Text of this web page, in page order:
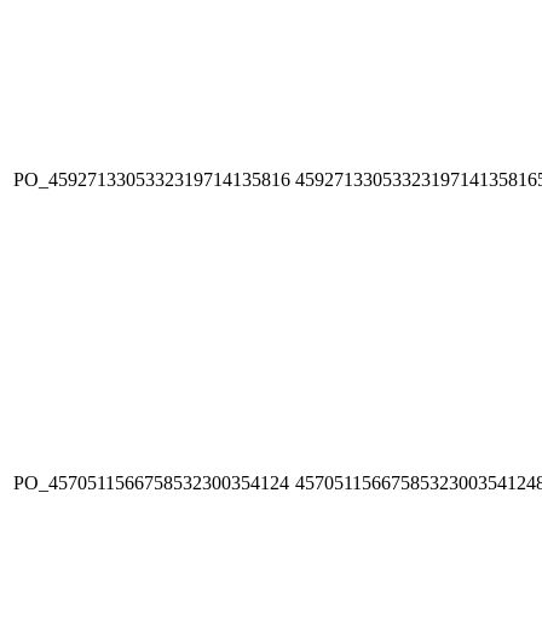
PO_4592713305332319714135816
PO_4570511566758532300354124